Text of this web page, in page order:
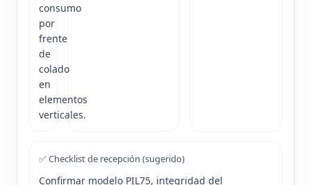
consumo
por
frente
de
colado
en
elementos
verticales.
✅ Checklist de recepción (sugerido)
Confirmar modelo PIL75, integridad del